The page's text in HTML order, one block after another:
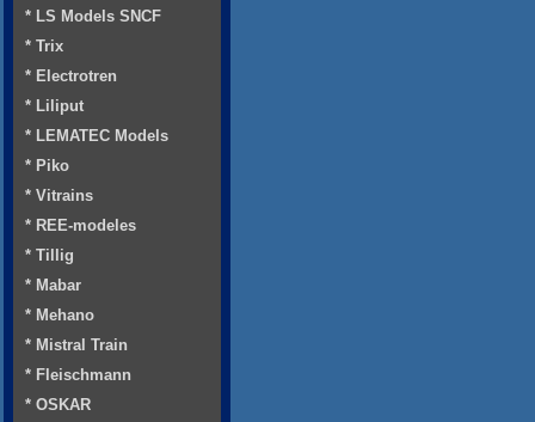
* LS Models SNCF
* Trix
* Electrotren
* Liliput
* LEMATEC Models
* Piko
* Vitrains
* REE-modeles
* Tillig
* Mabar
* Mehano
* Mistral Train
* Fleischmann
* OSKAR